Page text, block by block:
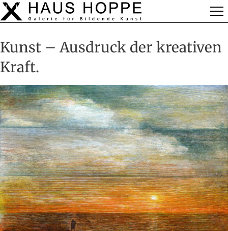
Kunst – Ausdruck der kreativen
Kraft.